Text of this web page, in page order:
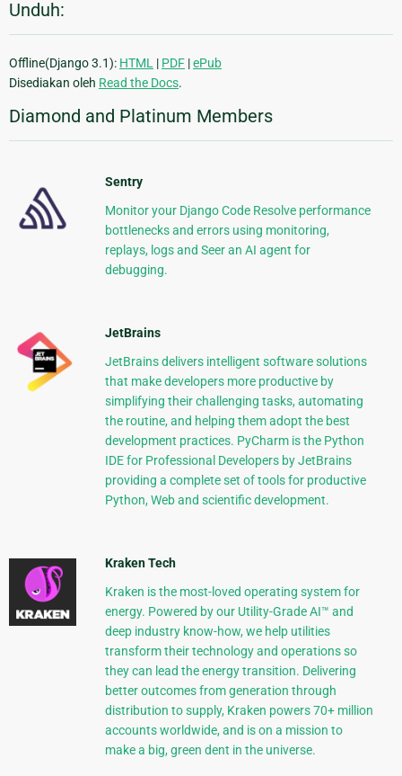
Unduh:
Offline(Django 3.1): HTML | PDF |ePub
Disediakan oleh Read the Docs.
Diamond and Platinum Members
Sentry
Monitor your Django Code Resolve performance
bottlenecks and errors using monitoring,
replays, logs and Seer an AI agent for
debugging.
JetBrains
JetBrains delivers intelligent software solutions
that make developers more productive by
simplifying their challenging tasks, automating
the routine, and helping them adopt the best
development practices. PyCharm is the Python
IDE for Professional Developers by JetBrains
providing a complete set of tools for productive
Python, Web and scientific development.
Kraken Tech
Kraken is the most-loved operating system for
energy. Powered by our Utility-Grade AI™ and
deep industry know-how, we help utilities
transform their technology and operations so
they can lead the energy transition. Delivering
better outcomes from generation through
distribution to supply, Kraken powers 70+ million
accounts worldwide, and is on a mission to
make a big, green dent in the universe.